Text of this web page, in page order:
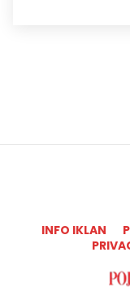
INFO IKLAN